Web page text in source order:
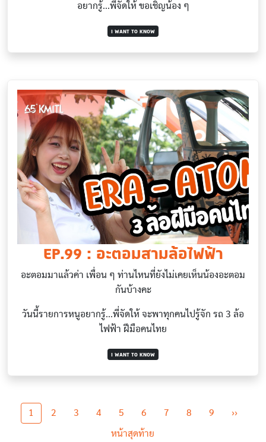
อยากรู้...พี่จัดให้ ขอเชิญน้อง ๆ
I WANT TO KNOW
EP.99 : อะตอมสามล้อไฟฟ้า
อะตอมมาแล้วค่า เพื่อน ๆ ท่านไหนที่ยังไม่เคยเห็นน้องอะตอม
กันบ้างคะ
วันนี้รายการหนูอยากรู้...พี่จัดให้ จะพาทุกคนไปรู้จัก รถ 3 ล้อ
ไฟฟ้า ฝีมือคนไทย
I WANT TO KNOW
Pagination
1 2 3 4 5 6 7 8 9 ››Next
หน้าสุดท้าย